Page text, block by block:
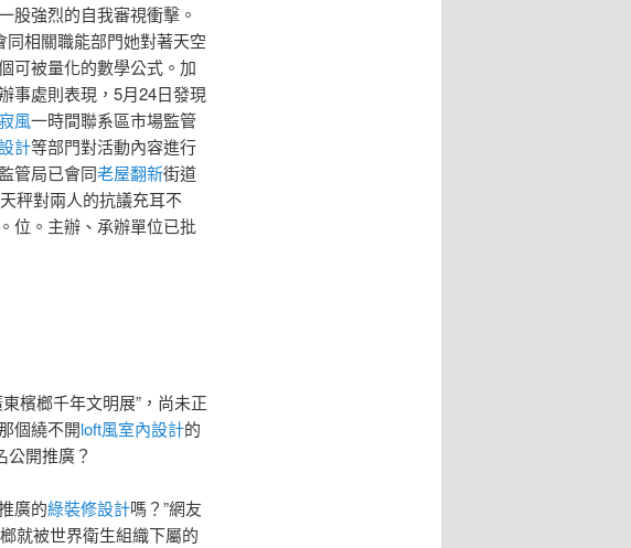
股強烈的自我審視衝擊。
相關職能部門她對著天空
可被量化的數學公式。加
事處則表現，5月24日發現
風一時間聯系區市場監管
計等部門對活動內容進行
管局已會同老屋翻新街道
秤對兩人的抗議充耳不
位。主辦、承辦單位已批
東檳榔千年文明展”，尚未正
個繞不開loft風室內設計的
公開推廣？
廣的綠裝修設計嗎？”網友
就被世界衛生組織下屬的